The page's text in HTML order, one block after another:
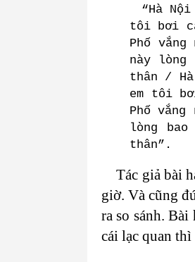
“Hà
tôi bơi
Phố
này lòng
thân /
em tôi
Phố
lòng
thân”.
Tác giả bài
giờ. Và cũng
ra so sánh.
cái lạc quan